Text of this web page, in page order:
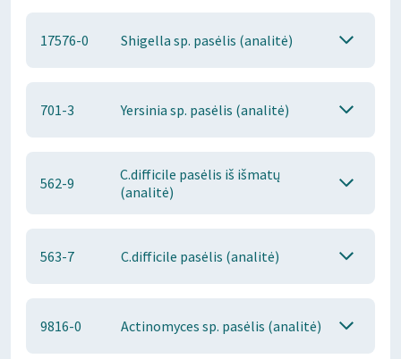
17576-0 Shigella sp. pasėlis (analitė)
701-3 Yersinia sp. pasėlis (analitė)
562-9
C.difficile pasėlis iš išmatų
(analitė)
563-7 C.difficile pasėlis (analitė)
9816-0 Actinomyces sp. pasėlis (analitė)